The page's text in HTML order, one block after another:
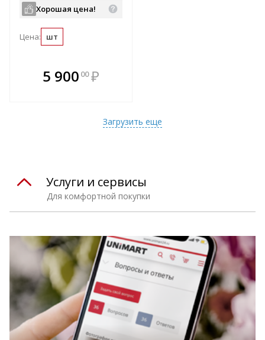
Хорошая цена!
Цена: шт
5 900 00 ₽
Загрузить еще
Для комфортной покупки
Услуги и сервисы